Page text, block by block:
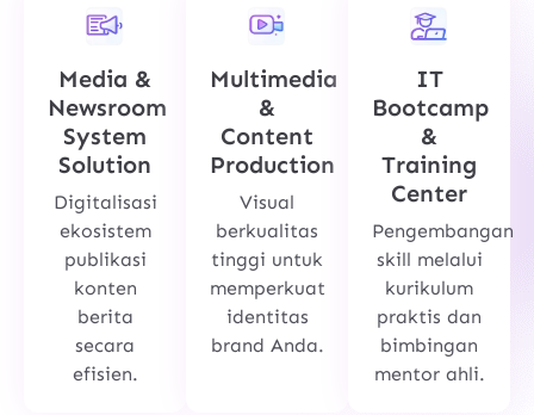
Media &
Newsroom
System
Solution
Digitalisasi
ekosistem
publikasi
konten
berita
secara
efisien.
Multimedia
&
Content
Production
Visual
berkualitas
tinggi untuk
memperkuat
identitas
brand Anda.
IT
Bootcamp
&
Training
Center
Pengembangan
skill melalui
kurikulum
praktis dan
bimbingan
mentor ahli.